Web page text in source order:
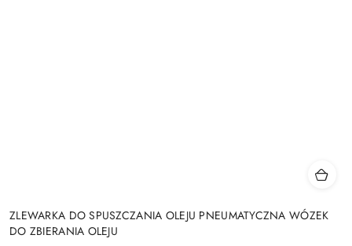
ZLEWARKA DO SPUSZCZANIA OLEJU PNEUMATYCZNA WÓZEK
DO ZBIERANIA OLEJU